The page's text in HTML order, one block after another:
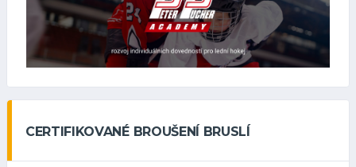
CERTIFIKOVANÉ BROUŠENÍ BRUSLÍ